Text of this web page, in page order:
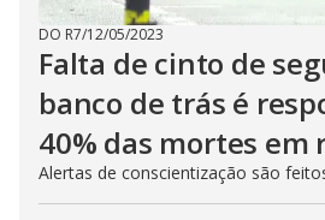
DO R7/12/05/2023
Falta de cinto de
banco de trás é
40% das mortes em
Alertas de conscientização são